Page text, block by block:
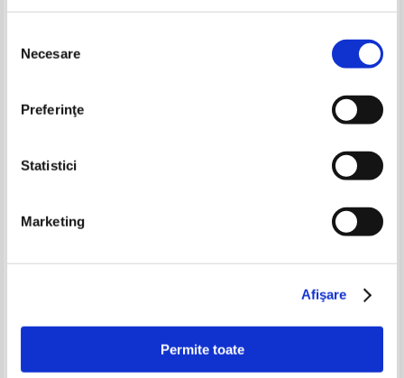
consimțământului
Necesare
Preferinţe
Statistici
Marketing
Afişare
Permite toate
Lei